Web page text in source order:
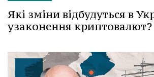
Які зміни відбудуться в
узаконення криптовалют?